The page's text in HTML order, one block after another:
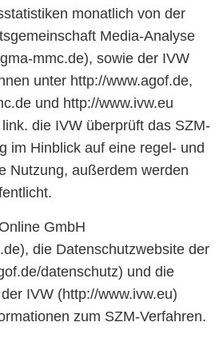
monatlich von der
Media-Analyse
mmc.de), sowie der IVW
unter http://www.agof.de,
und http://www.ivw.eu
die IVW überprüft das SZM-
im Hinblick auf eine regel- und
Nutzung, außerdem werden
GmbH
die Datenschutzwebsite der
datenschutz) und die
IVW (http://www.ivw.eu)
zum SZM-Verfahren.